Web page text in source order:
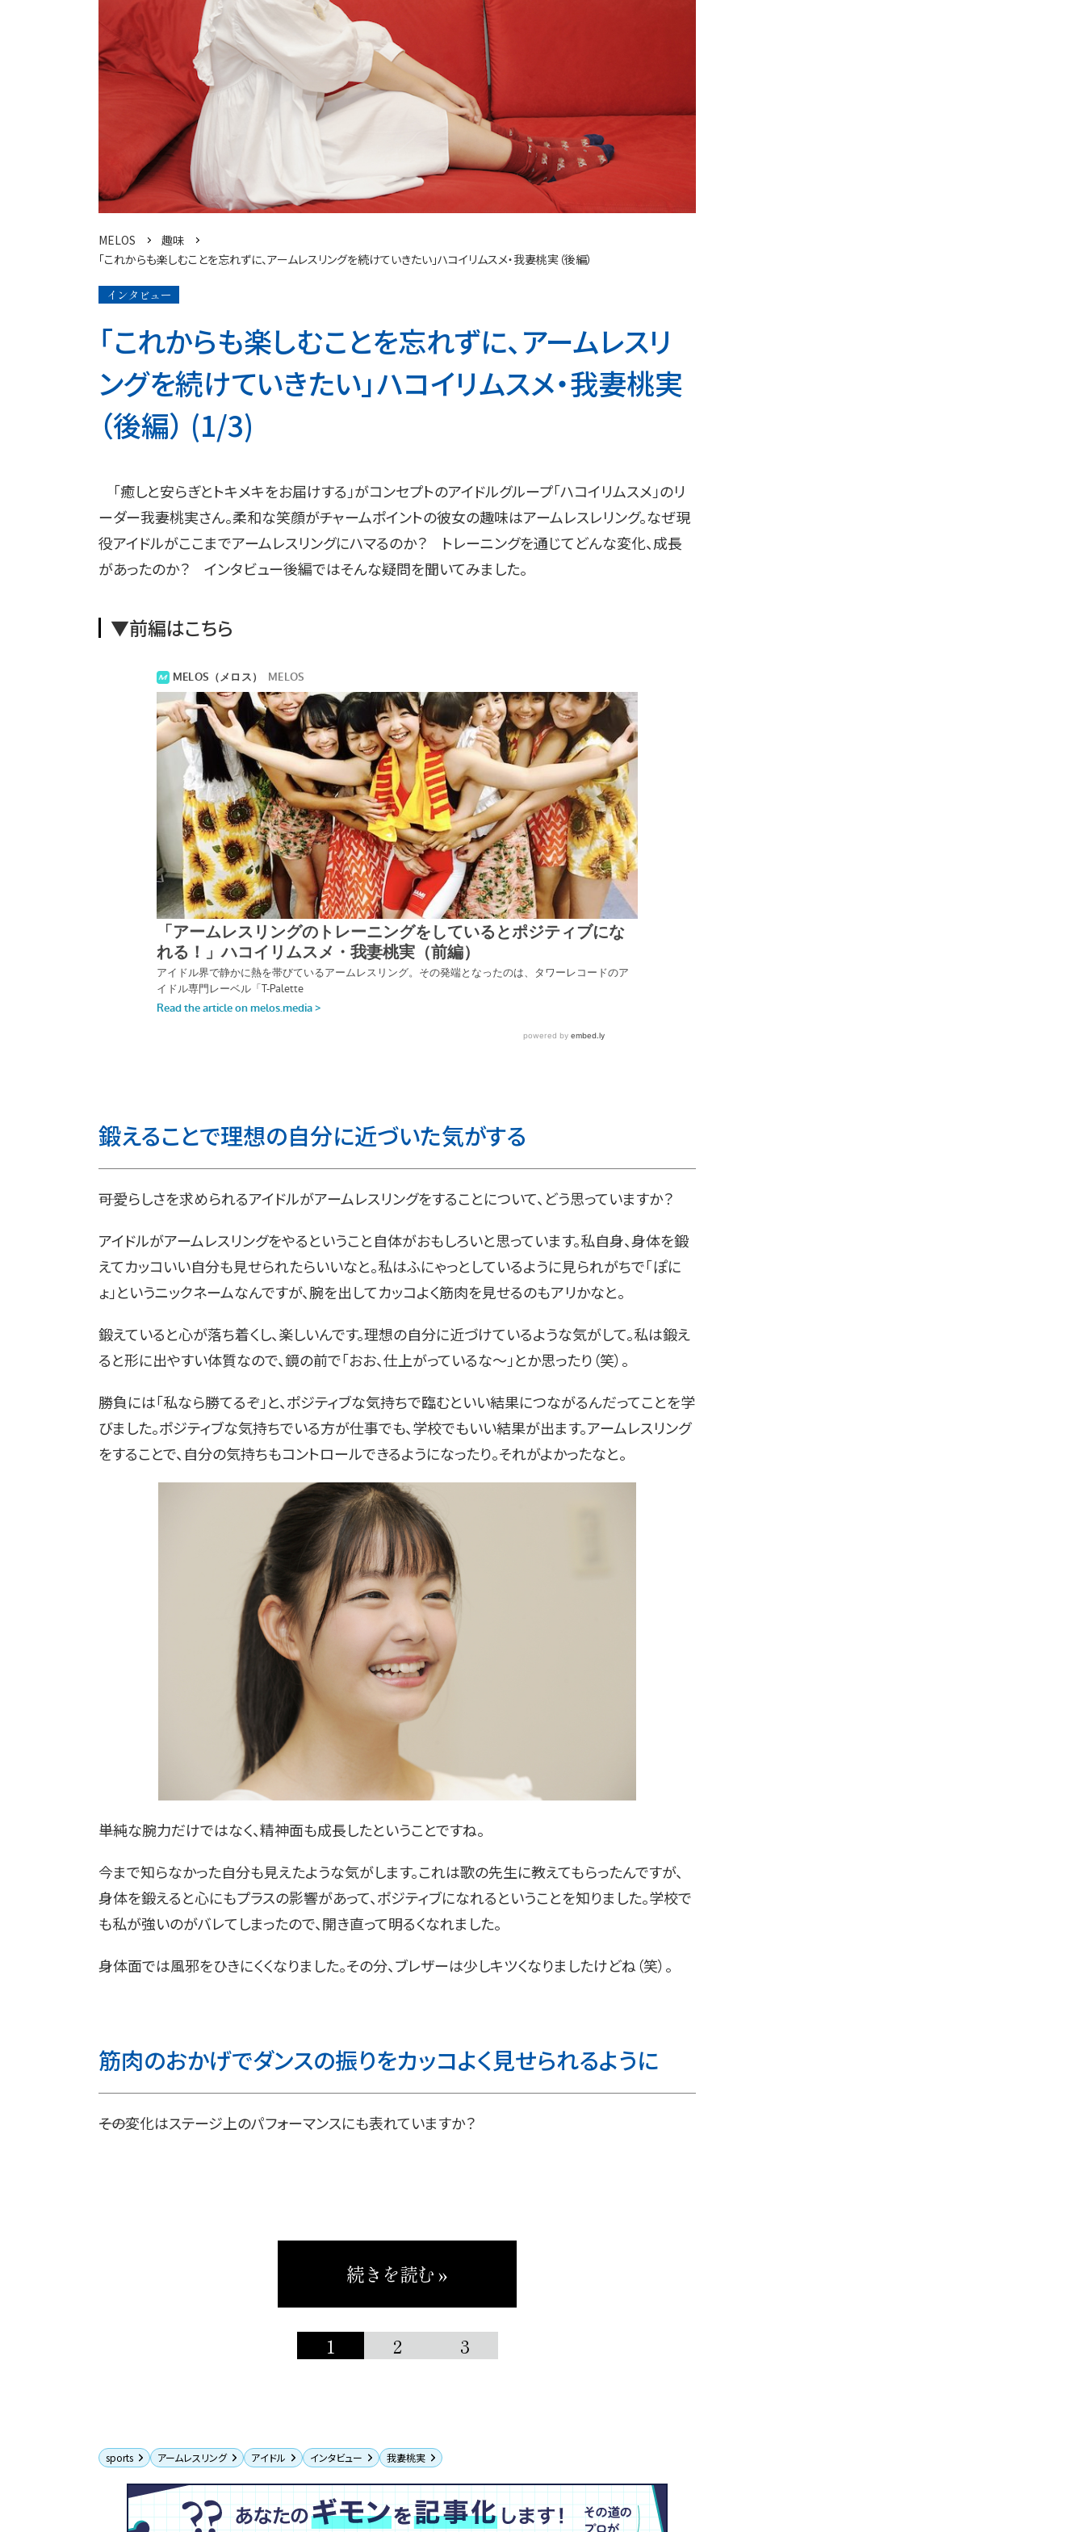
MELOS
趣味
「これからも楽しむことを忘れずに、アームレスリングを続けていきたい」ハコイリムスメ・我妻桃実（後編）
インタビュー
「これからも楽しむことを忘れずに、アームレスリ
ングを続けていきたい」ハコイリムスメ・我妻桃実
（後編） (1/3)
「癒しと安らぎとトキメキをお届けする」がコンセプトのアイドルグループ「ハコイリムスメ」のリ
ーダー我妻桃実さん。柔和な笑顔がチャームポイントの彼女の趣味はアームレスレリング。なぜ現
役アイドルがここまでアームレスリングにハマるのか？ トレーニングを通じてどんな変化、成長
があったのか？ インタビュー後編ではそんな疑問を聞いてみました。
▼前編はこちら
鍛えることで理想の自分に近づいた気がする
――可愛らしさを求められるアイドルがアームレスリングをすることについて、どう思っていますか？
アイドルがアームレスリングをやるということ自体がおもしろいと思っています。私自身、身体を鍛
えてカッコいい自分も見せられたらいいなと。私はふにゃっとしているように見られがちで「ぽに
ょ」というニックネームなんですが、腕を出してカッコよく筋肉を見せるのもアリかなと。
鍛えていると心が落ち着くし、楽しいんです。理想の自分に近づけているような気がして。私は鍛え
ると形に出やすい体質なので、鏡の前で「おお、仕上がっているな～」とか思ったり（笑）。
勝負には「私なら勝てるぞ」と、ポジティブな気持ちで臨むといい結果につながるんだってことを学
びました。ポジティブな気持ちでいる方が仕事でも、学校でもいい結果が出ます。アームレスリング
をすることで、自分の気持ちもコントロールできるようになったり。それがよかったなと。
――単純な腕力だけではなく、精神面も成長したということですね。
今まで知らなかった自分も見えたような気がします。これは歌の先生に教えてもらったんですが、
身体を鍛えると心にもプラスの影響があって、ポジティブになれるということを知りました。学校で
も私が強いのがバレてしまったので、開き直って明るくなれました。
身体面では風邪をひきにくくなりました。その分、ブレザーは少しキツくなりましたけどね（笑）。
筋肉のおかげでダンスの振りをカッコよく見せられるように
――その変化はステージ上のパフォーマンスにも表れていますか？
続きを読む »
1 2 3
sports アームレスリング アイドル インタビュー 我妻桃実